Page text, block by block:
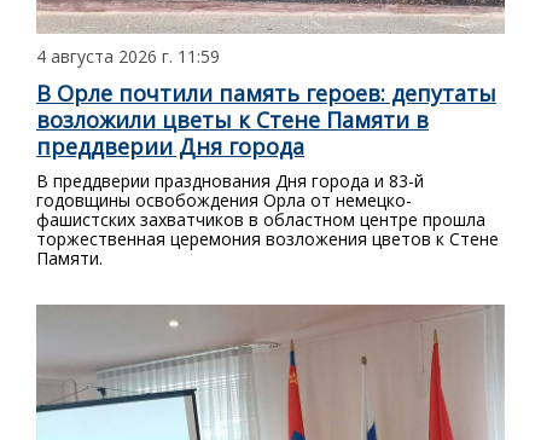
4 августа 2026 г. 11:59
В Орле почтили память героев: депутаты
возложили цветы к Стене Памяти в
преддверии Дня города
В преддверии празднования Дня города и 83-й
годовщины освобождения Орла от немецко-
фашистских захватчиков в областном центре прошла
торжественная церемония возложения цветов к Стене
Памяти.